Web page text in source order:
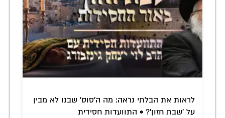
לראות את הבלתי נראה: מה ה'סוס' שבנו לא מבין
על 'שבת חזון'? • התוועדות חסידית